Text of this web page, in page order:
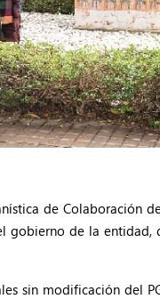
de Colaboración
gobierno de la entidad,
sin modificación del